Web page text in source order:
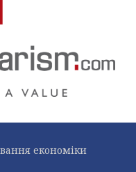
економiки